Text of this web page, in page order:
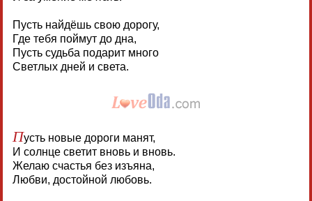
Пусть найдёшь свою дорогу,
Где тебя поймут до дна,
Пусть судьба подарит много
Светлых дней и света.
Пусть новые дороги манят,
И солнце светит вновь и вновь.
Желаю счастья без изъяна,
Любви, достойной любовь.